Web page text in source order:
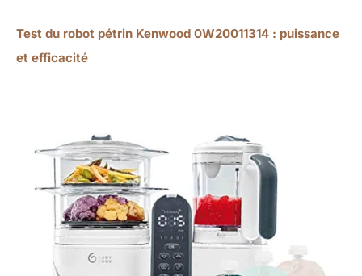
Test du robot pétrin Kenwood 0W20011314 : puissance
et efficacité